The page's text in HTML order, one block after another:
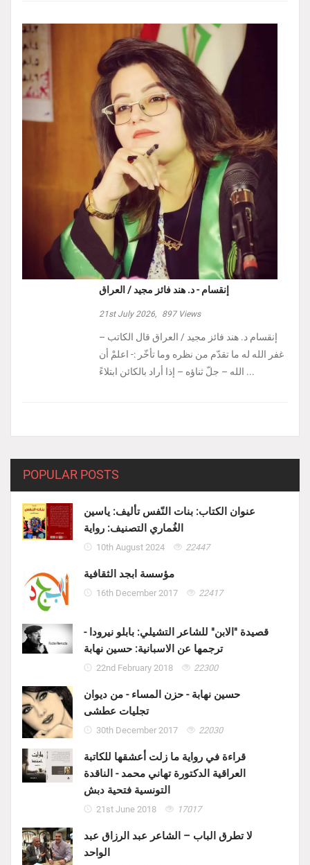
إنقسام - د. هند فائز مجيد / العراق
21st July 2026, 897Views
إنقسام د. هند فائز مجيد / العراق ‏قال الكاتب –
غفر الله له ما تقدّم من نظره وما تأخّر :- ‏اعلمْ أن
الله – جلّ ثناؤه – إذا أراد بالكائن ابتلاءً ...
POPULAR POSTS
عنوان الكتاب: بنات النّفس تأليف: ياسين
الغُماري التصنيف: رواية
10th August 2024 22447
مؤسسة ابجد الثقافية
16th December 2017 22417
قصيدة "الابن" للشاعر التشيلي: بابلو نيرودا -
ترجمها عن الاسبانية: حسين نهابة
22nd February 2018 22300
حسين نهابة - حزن المساء - من ديوان
تجليات عطشى
30th December 2017 22030
قراءة في رواية ما زلت أعشقها للكاتبة
العراقية الدكتورة تهاني محمد - الناقدة
التونسية فتحية دبش
21st June 2018 17017
لا تطرق الباب – الشاعر عبد الرزاق عبد
الواحد